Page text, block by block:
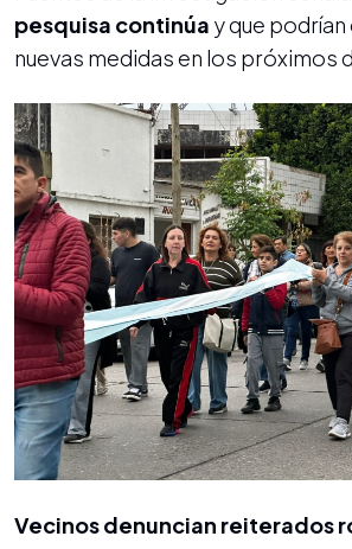
pesquisa continúa y que
nuevas medidas en los próximos
Vecinos denuncian reiterados